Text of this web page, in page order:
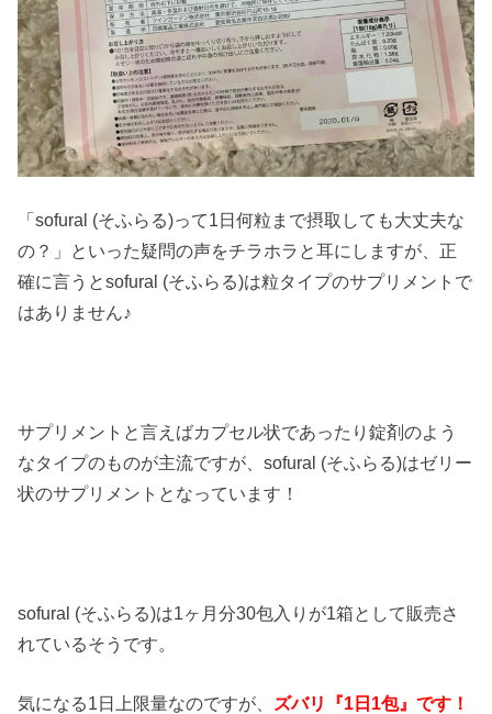
「sofural (そふらる)って1日何粒まで摂取しても大丈夫な
の？」といった疑問の声をチラホラと耳にしますが、正
確に言うとsofural (そふらる)は粒タイプのサプリメントで
はありません♪
サプリメントと言えばカプセル状であったり錠剤のよう
なタイプのものが主流ですが、sofural (そふらる)はゼリー
状のサプリメントとなっています！
sofural (そふらる)は1ヶ月分30包入りが1箱として販売さ
れているそうです。
気になる1日上限量なのですが、 ズバリ『1日1包』です！